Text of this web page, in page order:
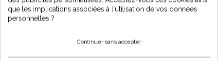
que les implications associées à l'utilisation de vos données
personnelles ?
Continuer sans accepter